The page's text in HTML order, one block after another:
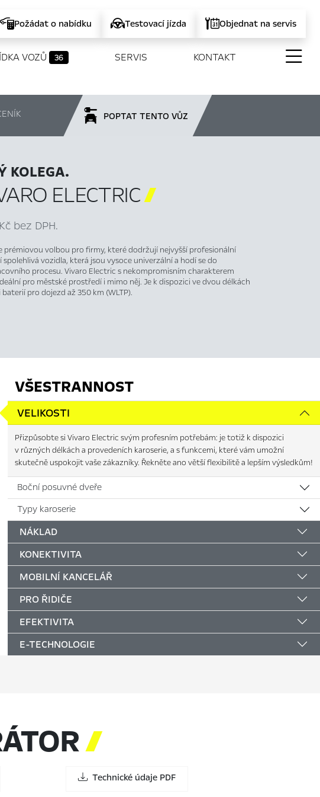
Požádat o nabídku Testovací jízda Objednat na servis
VOZŮ 36 SERVIS KONTAKT
POPTAT TENTO VŮZ
KOLEGA.
ELECTRIC
bez DPH.
prémiovou volbou pro firmy, které dodržují nejvyšší profesionální
vozidla, která jsou vysoce univerzální a hodí se do
procesu. Vivaro Electric s nekompromisním charakterem
pro městské prostředí i mimo něj. Je k dispozici ve dvou délkách
pro dojezd až 350 km (WLTP).
VŠESTRANNOST
VELIKOSTI
Přizpůsobte si Vivaro Electric svým profesním potřebám: je totiž k dispozici
v různých délkách a provedeních karoserie, a s funkcemi, které vám umožní
skutečně uspokojit vaše zákazníky. Řekněte ano větší flexibilitě a lepším výsledkům!
Boční posuvné dveře
Typy karoserie
NÁKLAD
KONEKTIVITA
MOBILNÍ KANCELÁŘ
PRO ŘIDIČE
EFEKTIVITA
E-TECHNOLOGIE

Technické údaje PDF